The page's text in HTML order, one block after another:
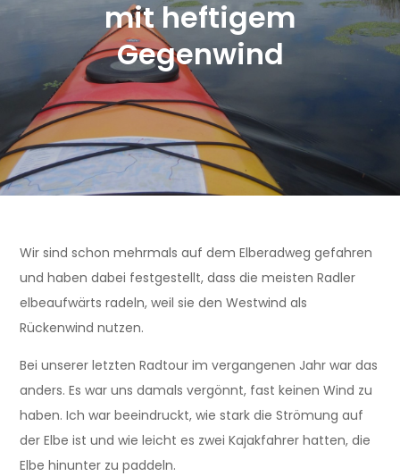
mit heftigem
Gegenwind
Wir sind schon mehrmals auf dem Elberadweg gefahren
und haben dabei festgestellt, dass die meisten Radler
elbeaufwärts radeln, weil sie den Westwind als
Rückenwind nutzen.
Bei unserer letzten Radtour im vergangenen Jahr war das
anders. Es war uns damals vergönnt, fast keinen Wind zu
haben. Ich war beeindruckt, wie stark die Strömung auf
der Elbe ist und wie leicht es zwei Kajakfahrer hatten, die
Elbe hinunter zu paddeln.